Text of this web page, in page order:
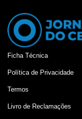
Ficha Técnica
Política de Privacidade
Termos
Livro de Reclamações